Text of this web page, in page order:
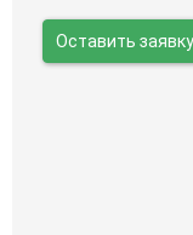
Оставить заявку